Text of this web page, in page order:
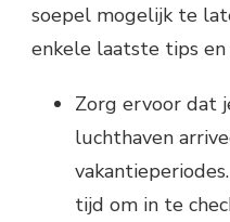
soepel mogelijk te
enkele laatste tips en
Zorg ervoor dat
luchthaven
tijd om in te